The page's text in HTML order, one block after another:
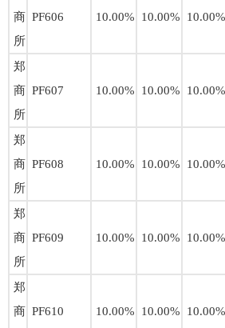
商
所
PF606 10.00% 10.00% 10.00%
郑
商
所
PF607 10.00% 10.00% 10.00%
郑
商
所
PF608 10.00% 10.00% 10.00%
郑
商
所
PF609 10.00% 10.00% 10.00%
郑
商 PF610 10.00% 10.00% 10.00%